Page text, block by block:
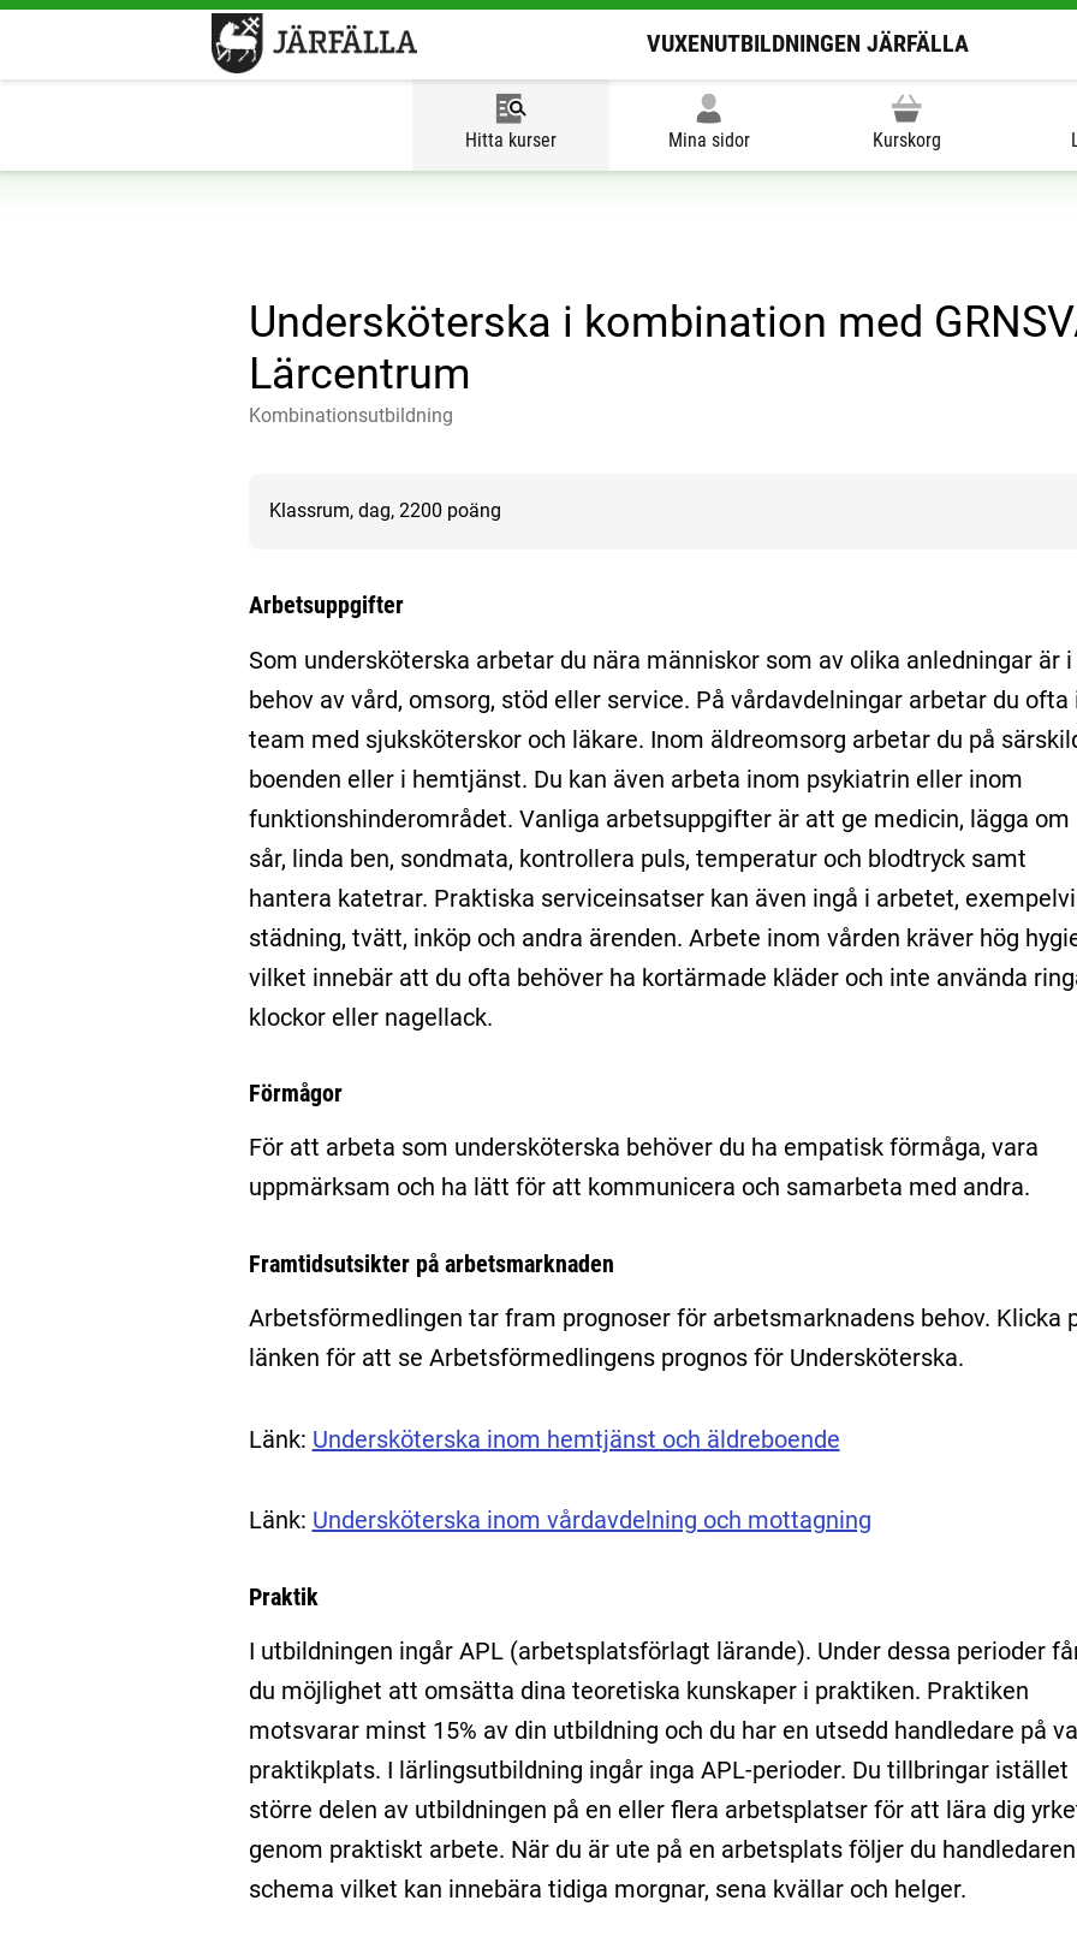
VUXENUTBILDNINGEN JÄRFÄLLA
Hitta kurser Mina sidor Kurskorg
Undersköterska i kombination med
Lärcentrum
Kombinationsutbildning
Klassrum, dag, 2200 poäng
Arbetsuppgifter
Som undersköterska arbetar du nära människor som av olika anledningar är i
behov av vård, omsorg, stöd eller service. På vårdavdelningar arbetar du ofta
team med sjuksköterskor och läkare. Inom äldreomsorg arbetar du på
boenden eller i hemtjänst. Du kan även arbeta inom psykiatrin eller inom
funktionshinderområdet. Vanliga arbetsuppgifter är att ge medicin, lägga om
sår, linda ben, sondmata, kontrollera puls, temperatur och blodtryck samt
hantera katetrar. Praktiska serviceinsatser kan även ingå i arbetet,
städning, tvätt, inköp och andra ärenden. Arbete inom vården kräver hög
vilket innebär att du ofta behöver ha kortärmade kläder och inte använda
klockor eller nagellack.
Förmågor
För att arbeta som undersköterska behöver du ha empatisk förmåga, vara
uppmärksam och ha lätt för att kommunicera och samarbeta med andra.
Framtidsutsikter på arbetsmarknaden
Arbetsförmedlingen tar fram prognoser för arbetsmarknadens behov. Klicka
länken för att se Arbetsförmedlingens prognos för Undersköterska.
Länk: Undersköterska inom hemtjänst och äldreboende
Länk: Undersköterska inom vårdavdelning och mottagning
Praktik
I utbildningen ingår APL (arbetsplatsförlagt lärande). Under dessa perioder
du möjlighet att omsätta dina teoretiska kunskaper i praktiken. Praktiken
motsvarar minst 15% av din utbildning och du har en utsedd handledare på
praktikplats. I lärlingsutbildning ingår inga APL-perioder. Du tillbringar istället
större delen av utbildningen på en eller flera arbetsplatser för att lära dig
genom praktiskt arbete. När du är ute på en arbetsplats följer du
schema vilket kan innebära tidiga morgnar, sena kvällar och helger.